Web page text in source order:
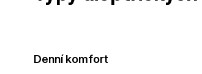
Denní komfort